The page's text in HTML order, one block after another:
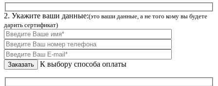
2. Укажите ваши данные:(это ваши данные, а не того кому вы будете
дарить сертификат)
К выбору способа оплаты